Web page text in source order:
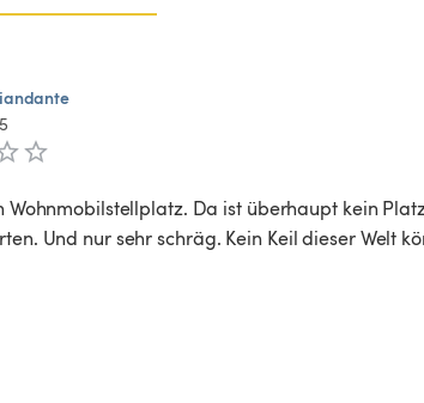
Wohnmobilstellplatz. Da ist überhaupt kein
Und nur sehr schräg. Kein Keil dieser Welt